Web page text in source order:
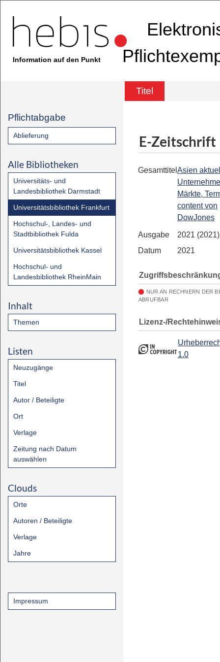
Information auf den Punkt
Titel
Pflichtabgabe
Ablieferung
Alle Bibliotheken
Universitäts- und
Landesbibliothek Darmstadt
Universitätsbibliothek Frankfurt
Hochschul-, Landes- und
Stadtbibliothek Fulda
Universitätsbibliothek Kassel
Hochschul- und
Landesbibliothek RheinMain
Inhalt
Themen
Listen
Neuzugänge
Titel
Autor / Beteiligte
Ort
Verlage
Zeitung nach Datum
auswählen
Clouds
Orte
Autoren / Beteiligte
Verlage
Jahre
Impressum
E-Zeitschrift
Gesamttitel Asien
Märkte,
content von
DowJones
Ausgabe
2021
Datum
2021
NUR AN RECHNERN DER
ABRUFBAR
Lizenz-/
1.0